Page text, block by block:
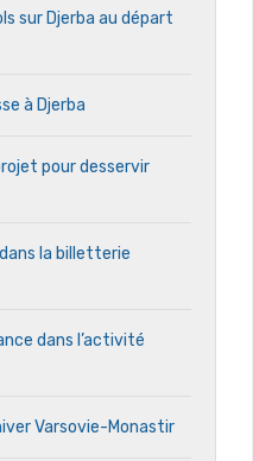
sur Djerba au départ
à Djerba
pour desservir
la billetterie
dans l’activité
Varsovie-Monastir